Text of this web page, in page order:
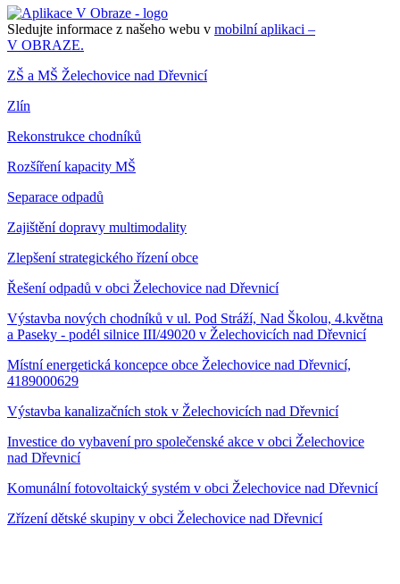
Sledujte informace z našeho webu v mobilní aplikaci –
V OBRAZE.
ZŠ a MŠ Želechovice nad Dřevnicí
Zlín
Rekonstrukce chodníků
Rozšíření kapacity MŠ
Separace odpadů
Zajištění dopravy multimodality
Zlepšení strategického řízení obce
Řešení odpadů v obci Želechovice nad Dřevnicí
Výstavba nových chodníků v ul. Pod Stráží, Nad Školou, 4.května
a Paseky - podél silnice III/49020 v Želechovicích nad Dřevnicí
Místní energetická koncepce obce Želechovice nad Dřevnicí,
4189000629
Výstavba kanalizačních stok v Želechovicích nad Dřevnicí
Investice do vybavení pro společenské akce v obci Želechovice
nad Dřevnicí
Komunální fotovoltaický systém v obci Želechovice nad Dřevnicí
Zřízení dětské skupiny v obci Želechovice nad Dřevnicí